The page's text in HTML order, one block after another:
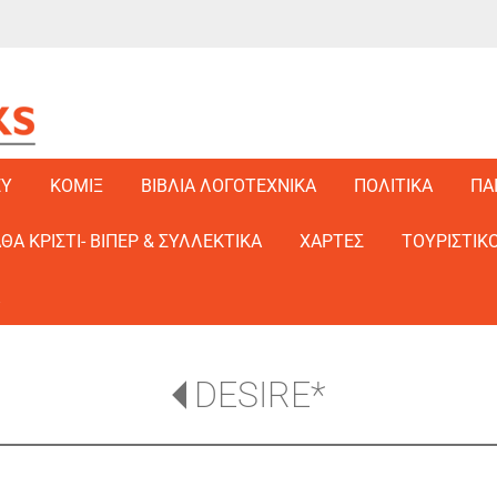
ΚΟΜΙΞ ΒΙΒΛΙΑ ΛΟΓΟΤΕΧΝΙΚΑ ΠΟΛΙΤΙΚΑ
ΚΡΙΣΤΙ- ΒΙΠΕΡ & ΣΥΛΛΕΚΤΙΚΑ ΧΑΡΤΕΣ
DESIRE*